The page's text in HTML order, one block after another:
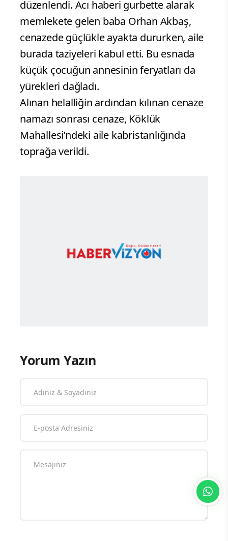
düzenlendi. Acı haberi gurbette alarak
memlekete gelen baba Orhan Akbaş,
cenazede güçlükle ayakta dururken, aile
burada taziyeleri kabul etti. Bu esnada
küçük çocuğun annesinin feryatları da
yürekleri dağladı.
Alınan helalliğin ardından kılınan cenaze
namazı sonrası cenaze, Köklük
Mahallesi’ndeki aile kabristanlığında
toprağa verildi.
Yorum Yazın